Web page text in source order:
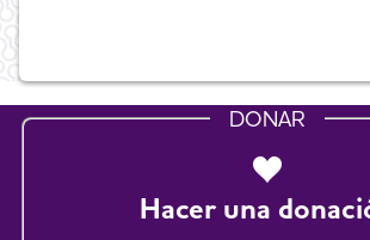
DONAR
Hacer una